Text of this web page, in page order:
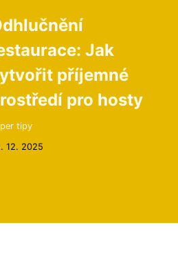
Jak
příjemné
pro hosty
tipy
12. 2025